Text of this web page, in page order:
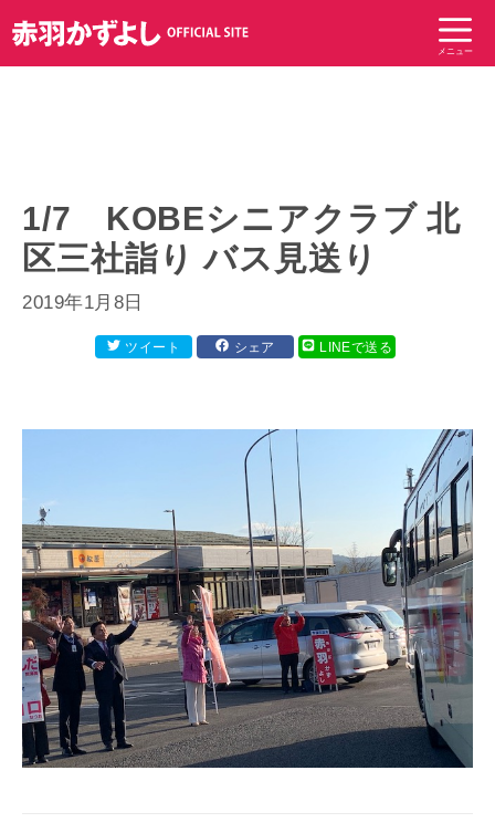
ン
テ
メニュー
1/7 KOBEシニアクラブ 北
区三社詣り バス見送り
2019年1月8日
ツイート シェア LINEで送る